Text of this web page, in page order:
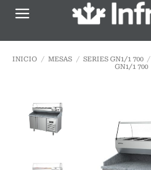
Saltar
INICIO / MESAS / SERIES GN1/1 700 /
GN1/1 700